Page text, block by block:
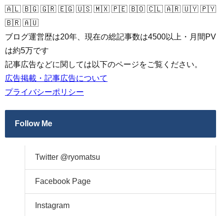
🇦🇱 🇧🇬 🇬🇷 🇪🇬 🇺🇸 🇲🇽 🇵🇪 🇧🇴 🇨🇱 🇦🇷 🇺🇾 🇵🇾
🇧🇷 🇦🇺
ブログ運営歴は20年、現在の総記事数は4500以上・月間PV
は約5万です
記事広告などに関しては以下のページをご覧ください。
広告掲載・記事広告について
プライバシーポリシー
Follow Me
Twitter @ryomatsu
Facebook Page
Instagram